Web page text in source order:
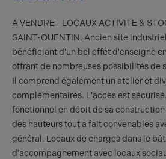
A VENDRE - LOCAUX ACTIVITE &
SAINT-QUENTIN. Ancien site
bénéficiant d'un bel effet d'enseigne
offrant de nombreuses possibilités de
Il comprend également un atelier et
complémentaires. L'accès est
fonctionnel en dépit de sa
des hauteurs tout a fait convenables
général. Locaux de charges dans le
d'accompagnement avec locaux